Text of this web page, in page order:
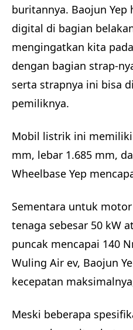
buritannya. Baojun Yep
digital di bagian
mengingatkan kita
dengan bagian strap-
serta strapnya ini bisa
pemiliknya.
Mobil listrik ini memiliki
mm, lebar 1.685 mm,
Wheelbase Yep
Sementara untuk
tenaga sebesar 50 kW
puncak mencapai 140
Wuling Air ev, Baojun
kecepatan
Meski beberapa